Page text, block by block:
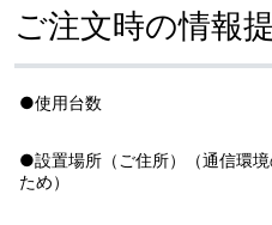
ご注文時の情報
●使用台数
●設置場所（ご住所）（通信環
ため）